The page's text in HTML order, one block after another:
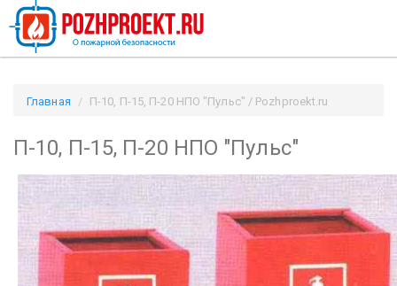
Главная П-10, П-15, П-20 НПО "Пульс" / Pozhproekt.ru
П-10, П-15, П-20 НПО "Пульс"